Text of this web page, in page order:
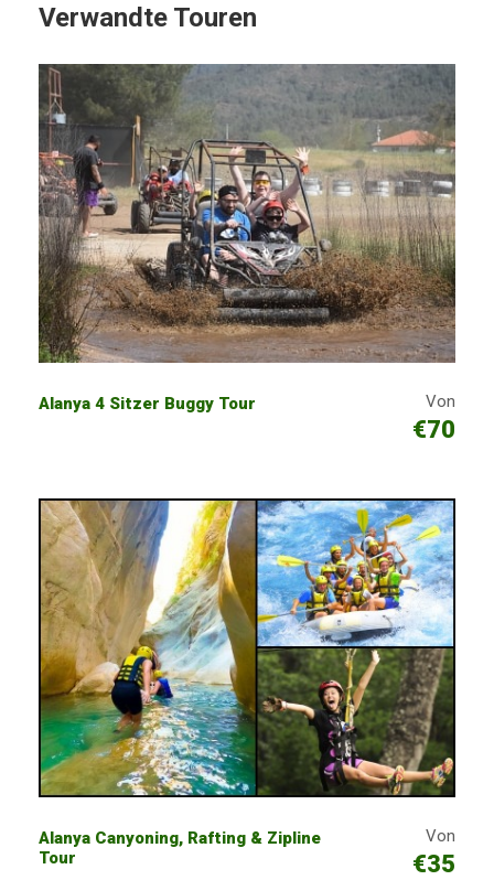
Verwandte Touren
Alanya 4 Sitzer Buggy Tour Von
€70
Alanya Canyoning, Rafting & Zipline
Tour
Von
€35